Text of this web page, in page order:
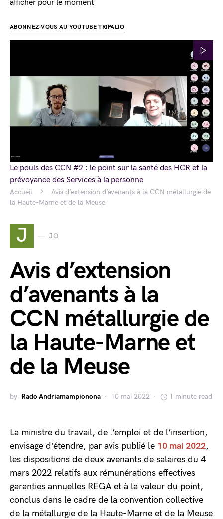
Accueil
Avis d’extension d’avenants à la CCN métallurgie de
la Haute-Marne et de la Meuse
J JO
Avis d’extension
d’avenants à la
CCN métallurgie de
la Haute-Marne et
de la Meuse
by Rado Andriamampionona 10 mai 2022 1 minute read
La ministre du travail, de l’emploi et de l’insertion,
envisage d’étendre, par avis publié le 10 mai 2022,
les dispositions de deux avenants de salaires du 4
mars 2022 relatifs aux rémunérations effectives
garanties annuelles REGA et à la valeur du point,
conclus dans le cadre de la convention collective
de la métallurgie de la Haute-Marne et de la Meuse
afficher pour le moment
ABONNEZ-VOUS AU YOUTUBE TRIPALIO
Le pouls des CCN #2 : le point sur la santé des HCR et la
prévoyance des Services à la personne